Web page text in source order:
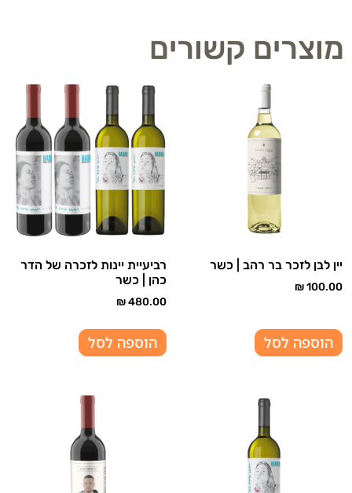
מוצרים קשורים
יין לבן לזכר בר רהב | כשר
₪100.00
הוספה לסל
רביעיית יינות לזכרה של הדר
כהן | כשר
₪480.00
הוספה לסל